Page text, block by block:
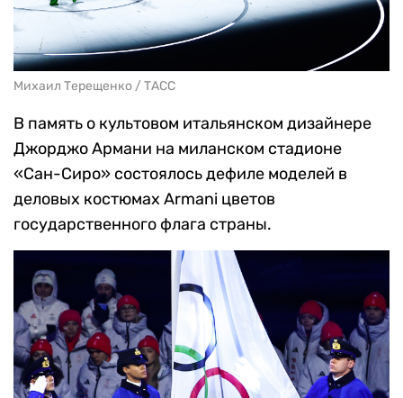
Михаил Терещенко / ТАСС
В память о культовом итальянском дизайнере
Джорджо Армани на миланском стадионе
«Сан-Сиро» состоялось дефиле моделей в
деловых костюмах Armani цветов
государственного флага страны.